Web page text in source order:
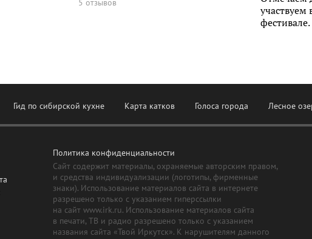
5 отзывов
участвуем
фестивале.
Гид по сибирской кухне Карта катков Голоса города Лесное
Политика конфиденциальности
Сайт содержит материалы, охраняемые авторским правом,
и средства индивидуализации (логотипы, фирменные
знаки). Использование материалов сайта в интернете
разрешено только с указанием гиперссылки
на сайт www.irk.ru. Использование материалов сайта
в печати, ТВ и радио разрешено только с указанием
названия сайта «Твой Иркутск». К нарушителям данного